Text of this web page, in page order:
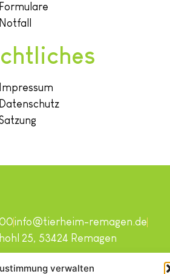
verwalten
Formulare
Notfall
Impressum
Datenschutz
Alle Rechte vorbehalten.
info@tierheim-remagen.de
25, 53424 Remagen